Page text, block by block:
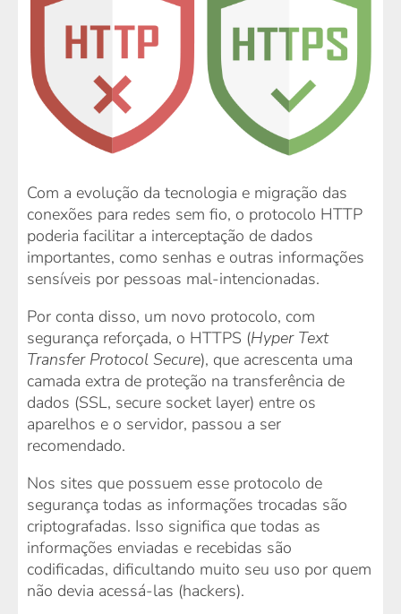
Com a evolução da tecnologia e migração das
conexões para redes sem fio, o protocolo HTTP
poderia facilitar a interceptação de dados
importantes, como senhas e outras informações
sensíveis por pessoas mal-intencionadas.
Por conta disso, um novo protocolo, com
segurança reforçada, o HTTPS (Hyper Text
Transfer Protocol Secure), que acrescenta uma
camada extra de proteção na transferência de
dados (SSL, secure socket layer) entre os
aparelhos e o servidor, passou a ser
recomendado.
Nos sites que possuem esse protocolo de
segurança todas as informações trocadas são
criptografadas. Isso significa que todas as
informações enviadas e recebidas são
codificadas, dificultando muito seu uso por quem
não devia acessá-las (hackers).